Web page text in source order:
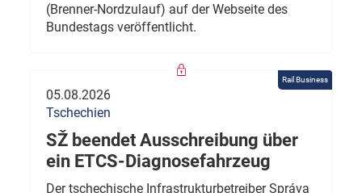
(Brenner-Nordzulauf) auf der Webseite des
Bundestags veröffentlicht.
Rail Business
05.08.2026
Tschechien
SŽ beendet Ausschreibung über
ein ETCS-Diagnosefahrzeug
Der tschechische Infrastrukturbetreiber Správa